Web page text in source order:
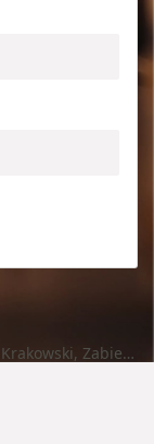
Krakowski, Zabierzów